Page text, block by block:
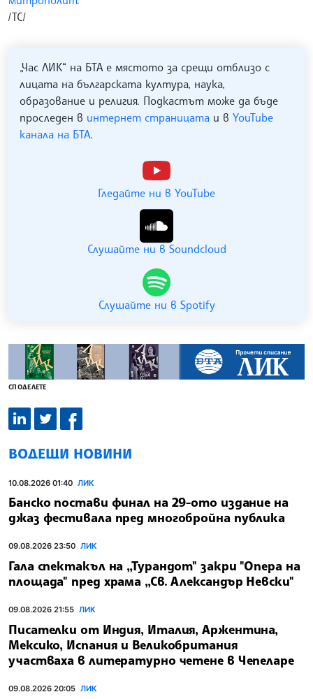
/ТС/
„Час ЛИК“ на БТА е мястото за срещи отблизо с
лицата на българската култура, наука,
образование и религия. Подкастът може да бъде
проследен в интернет страницата и в YouTube
канала на БТА.
Гледайте ни в YouTube
Слушайте ни в Soundcloud
Слушайте ни в Spotify
СПОДЕЛЕТЕ
ВОДЕЩИ НОВИНИ
10.08.2026 01:40 ЛИК
Банско постави финал на 29-ото издание на
джаз фестивала пред многобройна публика
09.08.2026 23:50 ЛИК
Гала спектакъл на „Турандот" закри "Опера на
площада" пред храма „Св. Александър Невски"
09.08.2026 21:55 ЛИК
Писателки от Индия, Италия, Аржентина,
Мексико, Испания и Великобритания
участваха в литературно четене в Чепеларе
09.08.2026 20:05 ЛИК